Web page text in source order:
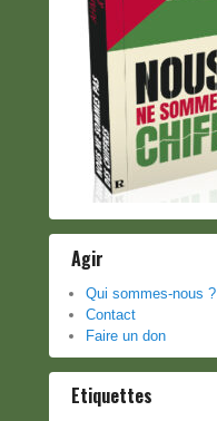
Agir
Qui sommes-nous ?
Contact
Faire un don
Etiquettes